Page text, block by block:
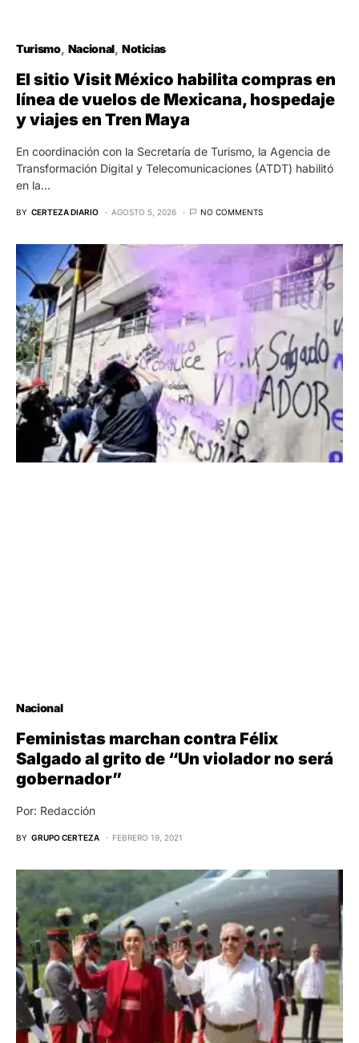
Turismo Nacional Noticias
El sitio Visit México habilita compras en
línea de vuelos de Mexicana, hospedaje
y viajes en Tren Maya
En coordinación con la Secretaría de Turismo, la Agencia de
Transformación Digital y Telecomunicaciones (ATDT) habilitó
en la…
BY CERTEZA DIARIO AGOSTO 5, 2026 NO COMMENTS
Nacional
Feministas marchan contra Félix
Salgado al grito de “Un violador no será
gobernador”
Por: Redacción
BY GRUPO CERTEZA FEBRERO 19, 2021